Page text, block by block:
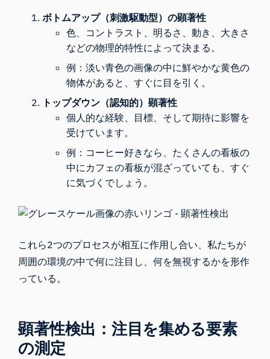
ボトムアップ（刺激駆動型）の顕著性
色、コントラスト、明るさ、動き、大きさ
などの物理的特性によって決まる。
例：淡い青色の画像の中に鮮やかな黄色の
物体があると、すぐに目を引く。
トップダウン（認知的）顕著性
個人的な経験、目標、そして期待に影響を
受けています。
例：コーヒー好きなら、たくさんの看板の
中にカフェの看板が混ざっていても、すぐ
に気づくでしょう。
これら2つのプロセスが相互に作用し合い、私たちが
周囲の環境の中で何に注目し、何を無視するかを形作
っている。
顕著性検出：注目を集める要素
の測定